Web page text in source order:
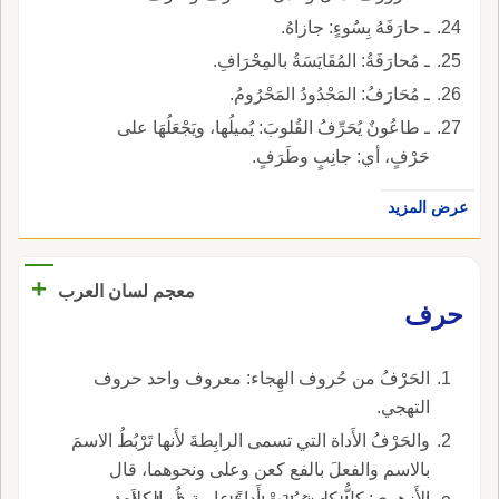
ـ حارَفَهُ بِسُوءٍ: جازاهُ.
ـ مُحارَفَةُ: المُقَايَسَةُ بالمِحْرَافِ.
ـ مُحَارَفُ: المَحْدُودُ المَحْرُومُ.
ـ طاعُونٌ يُحَرِّفُ القُلوبَ: يُميلُها، ويَجْعَلُهَا على
حَرْفٍ، أي: جانِبٍ وطَرَفٍ.
عرض المزيد
معجم لسان العرب
+
حرف
الحَرْفُ من حُروف الهِجاء: معروف واحد حروف
التهجي.
والحَرْفُ الأَداة التي تسمى الرابِطةَ لأَنها تَرْبُطُ الاسمَ
بالاسم والفعلَ بالفع كعن وعلى ونحوهما، قال